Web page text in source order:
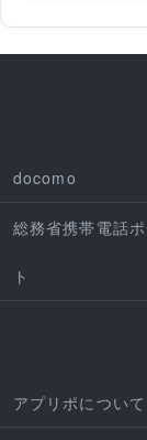
docomo
総務省携帯電話
ト
アプリポについて